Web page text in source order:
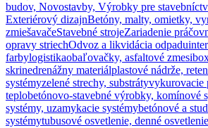
budov, Novostavby, Výrobky pre
Exteriérový dizajnBetóny, malty, omietky,
zmiešavačeStavebné strojeZariadenie
opravy striechOdvoz a likvidácia odpadu
farbylogistikaobaľovačky, asfaltové zmesi
skrinedrenážny materiálplastové nádrže,
systémyzelené strechy, substrátyvykurovacie
teplobetónovo-stavebné výrobky, komínové
systémy, uzamykacie systémybetónové a
systémytubusové osvetlenie, denné osvetlenie